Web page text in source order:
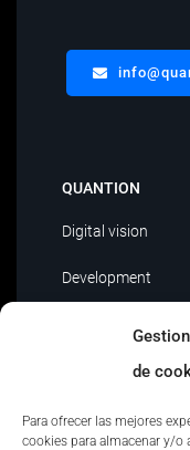
de
Para ofrecer las mejores
cookies para almacenar y/o
QUANTION
Digital vision
Development
Outsourcing IT